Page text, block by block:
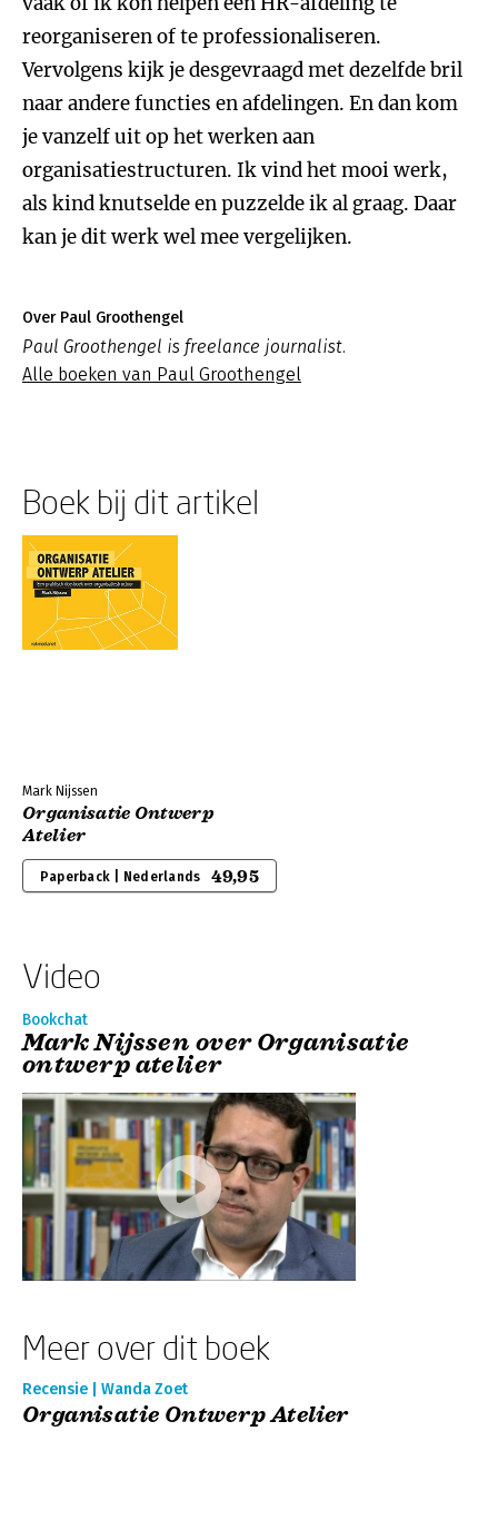
reorganiseren of te professionaliseren.
Vervolgens kijk je desgevraagd met dezelfde bril
naar andere functies en afdelingen. En dan kom
je vanzelf uit op het werken aan
organisatiestructuren. Ik vind het mooi werk,
als kind knutselde en puzzelde ik al graag. Daar
kan je dit werk wel mee vergelijken.
Over Paul Groothengel
Paul Groothengel is freelance journalist.
Alle boeken van Paul Groothengel
Boek bij dit artikel
Mark Nijssen
Organisatie Ontwerp
Atelier
Paperback | Nederlands 49,95
Video
Bookchat
Mark Nijssen over Organisatie
ontwerp atelier
Meer over dit boek
Recensie | Wanda Zoet
Organisatie Ontwerp Atelier